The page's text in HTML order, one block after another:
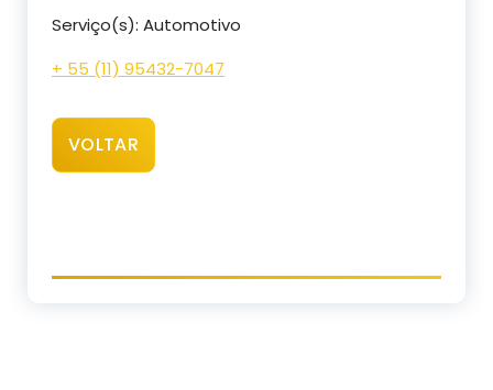
Serviço(s): Automotivo
+ 55 (11) 95432-7047
VOLTAR